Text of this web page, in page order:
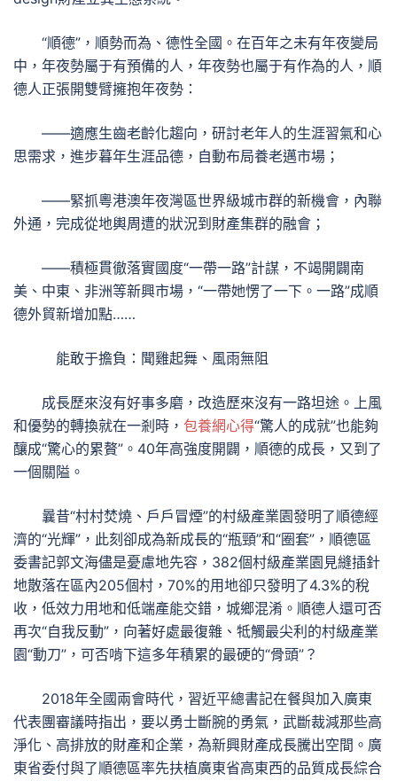
“順德”，順勢而為、德性全國。在百年之未有年夜變局
中，年夜勢屬于有預備的人，年夜勢也屬于有作為的人，順
德人正張開雙臂擁抱年夜勢：
——適應生齒老齡化趨向，研討老年人的生涯習氣和心
思需求，進步暮年生涯品德，自動布局養老邁市場；
——緊抓粵港澳年夜灣區世界級城市群的新機會，內聯
外通，完成從地輿周遭的狀況到財產集群的融會；
——積極貫徹落實國度“一帶一路”計謀，不竭開闢南
美、中東、非洲等新興市場，“一帶她愣了一下。一路”成順
德外貿新增加點……
能敢于擔負：聞雞起舞、風雨無阻
成長歷來沒有好事多磨，改造歷來沒有一路坦途。上風
和優勢的轉換就在一剎時， 包養網心得“驚人的成就”也能夠
釀成“驚心的累贅”。40年高強度開闢，順德的成長，又到了
一個關隘。
曩昔“村村焚燒、戶戶冒煙”的村級產業園發明了順德經
濟的“光輝”，此刻卻成為新成長的“瓶頸”和“圈套”，順德區
委書記郭文海儘是憂慮地先容，382個村級產業園見縫插針
地散落在區內205個村，70%的用地卻只發明了4.3%的稅
收，低效力用地和低端產能交錯，城鄉混淆。順德人還可否
再次“自我反動”，向著好處最復雜、牴觸最尖利的村級產業
園“動刀”，可否啃下這多年積累的最硬的“骨頭”？
2018年全國兩會時代，習近平總書記在餐與加入廣東
代表團審議時指出，要以勇士斷腕的勇氣，武斷裁減那些高
淨化、高排放的財產和企業，為新興財產成長騰出空間。廣
東省委付與了順德區率先扶植廣東省高東西的品質成長綜合